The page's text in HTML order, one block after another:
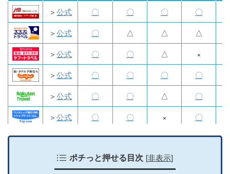
＞公式 〇 〇 〇
〇
＞公式 〇 △ △
△
＞公式 〇 〇 △
×
＞公式 〇 〇 〇 〇
＞公式 〇 〇 △
〇
＞公式 〇 〇 × 〇
＞公式 〇 〇 × 〇
公式 〇 × ×
ポチっと押せる目次 [非表示]